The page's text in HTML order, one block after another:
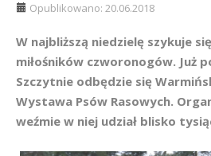
Opublikowano: 20.06.2018
W najbliższą niedzielę szykuje
miłośników czworonogów. Już
Szczytnie odbędzie się
Wystawa Psów Rasowych.
weźmie w niej udział blisko